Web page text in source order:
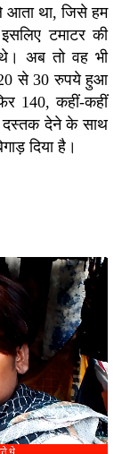
आता था, जिसे हम
टमाटर की
अब तो वह भी
20 से 30 रुपये हुआ
140, कहीं-कहीं
दस्तक देने के साथ
दिया है।